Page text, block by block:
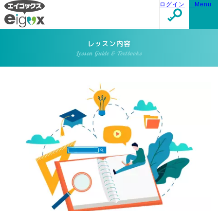
Menu
ログイン
レッスン内容
Lesson Guide & Textbooks